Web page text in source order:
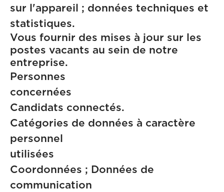
sur l'appareil ; données techniques et
statistiques.
Vous fournir des mises à jour sur les
postes vacants au sein de notre
entreprise.
Personnes
Candidats connectés.
Catégories de données à caractère
personnel
Coordonnées ; Données de
communication